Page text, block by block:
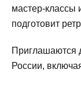
мастер-классы
подготовит
Приглашаются
России,